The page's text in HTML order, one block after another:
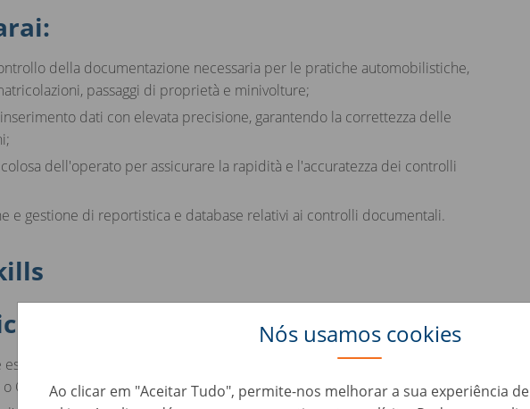
Nós usamos cookies
Ao clicar em "Aceitar Tudo", permite-nos melhorar a sua experiência
della documentazione necessaria per le pratiche automobilistiche,
passaggi di proprietà e minivolture;
dati con elevata precisione, garantendo la correttezza delle
dell'operato per assicurare la rapidità e l'accuratezza dei controlli
e gestione di reportistica e database relativi ai controlli documentali.
- anche breve - nell'ambito delle pratiche auto, presso Studio di
o Concessionarie;